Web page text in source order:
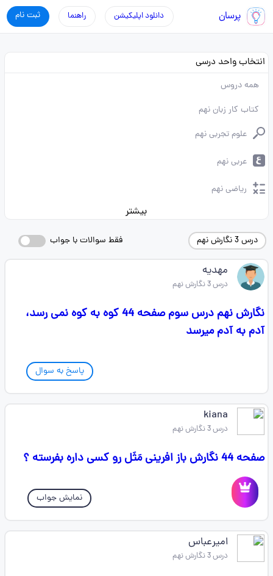
پرسان ثبت نام راهنما دانلود اپلیکیشن
انتخاب واحد درسی
همه دروس
کتاب کار زبان نهم
علوم تجربی نهم
عربی نهم
ریاضی نهم
بیشتر
درس 3 نگارش نهم فقط سوالات با جواب
مهدیه
درس 3 نگارش نهم
نگارش نهم درس سوم صفحه 44 کوه به کوه نمی رسد،
آدم به آدم میرسد
پاسخ به سوال
kiana
درس 3 نگارش نهم
صفحه 44 نگارش باز افرینی مَثَل رو کسی داره بفرسته ؟
نمایش جواب
امیرعباس
درس 3 نگارش نهم